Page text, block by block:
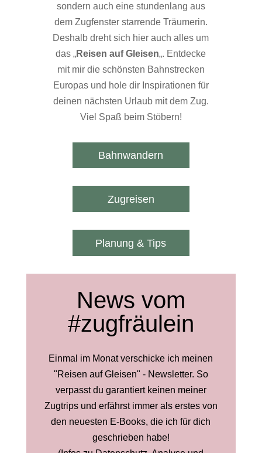
sondern auch eine stundenlang aus
dem Zugfenster starrende Träumerin.
Deshalb dreht sich hier auch alles um
das „Reisen auf Gleisen„. Entdecke
mit mir die schönsten Bahnstrecken
Europas und hole dir Inspirationen für
deinen nächsten Urlaub mit dem Zug.
Viel Spaß beim Stöbern!
Bahnwandern
Zugreisen
Planung & Tips
News vom
#zugfräulein
Einmal im Monat verschicke ich meinen
"Reisen auf Gleisen" - Newsletter. So
verpasst du garantiert keinen meiner
Zugtrips und erfährst immer als erstes von
den neuesten E-Books, die ich für dich
geschrieben habe!